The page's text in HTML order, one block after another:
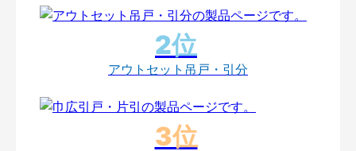
アウトセット吊戸・引分